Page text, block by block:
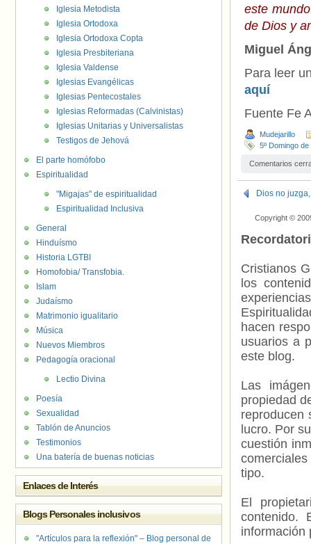
este
de Dios y
Miguel
Para leer
aquí
Fuente Fe
Mudejarillo
5º Domingo
Comentarios
Dios no
Copyright ©
Cristianos
los
hacen
usuarios a
este blog.
Las
propiedad
reproducen
lucro. Por
cuestión
tipo.
El
contenido.
información
Iglesia Metodista
Iglesia Ortodoxa
Iglesia Ortodoxa Copta
Iglesia Presbiteriana
Iglesia Valdense
Iglesias Evangélicas
Iglesias Pentecostales
Iglesias Reformadas (Calvinistas)
Iglesias Unitarias y Universalistas
Testigos de Jehová
El parte homófobo
Espiritualidad
"Migajas" de espiritualidad
Espiritualidad Inclusiva
General
Hinduísmo
Historia LGTBI
Homofobia/ Transfobia.
Islam
Judaísmo
Matrimonio igualitario
Música
Nuevos Miembros
Pedagogía oracional
Lectio Divina
Poesía
Sexualidad
Tablón de Anuncios
Testimonios
Una batería de buenas noticias
Enlaces de Interés
Blogs Personales inclusivos
"Artículos para la reflexión" – Blog personal de